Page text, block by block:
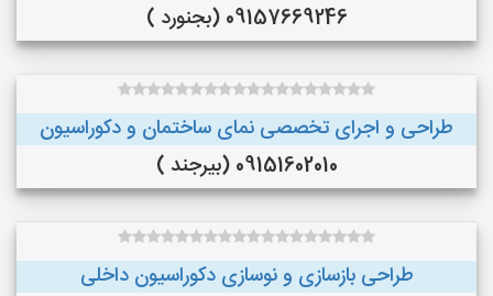
09157669246 (بجنورد )
طراحی و اجرای تخصصی نمای ساختمان و دکوراسیون
09151602010 (بیرجند )
طراحی بازسازی و نوسازی دکوراسیون داخلی